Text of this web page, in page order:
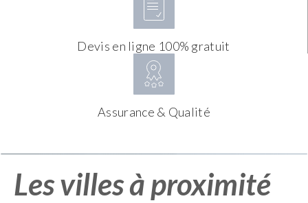
Devis en ligne 100% gratuit
Assurance & Qualité
Les villes à proximité